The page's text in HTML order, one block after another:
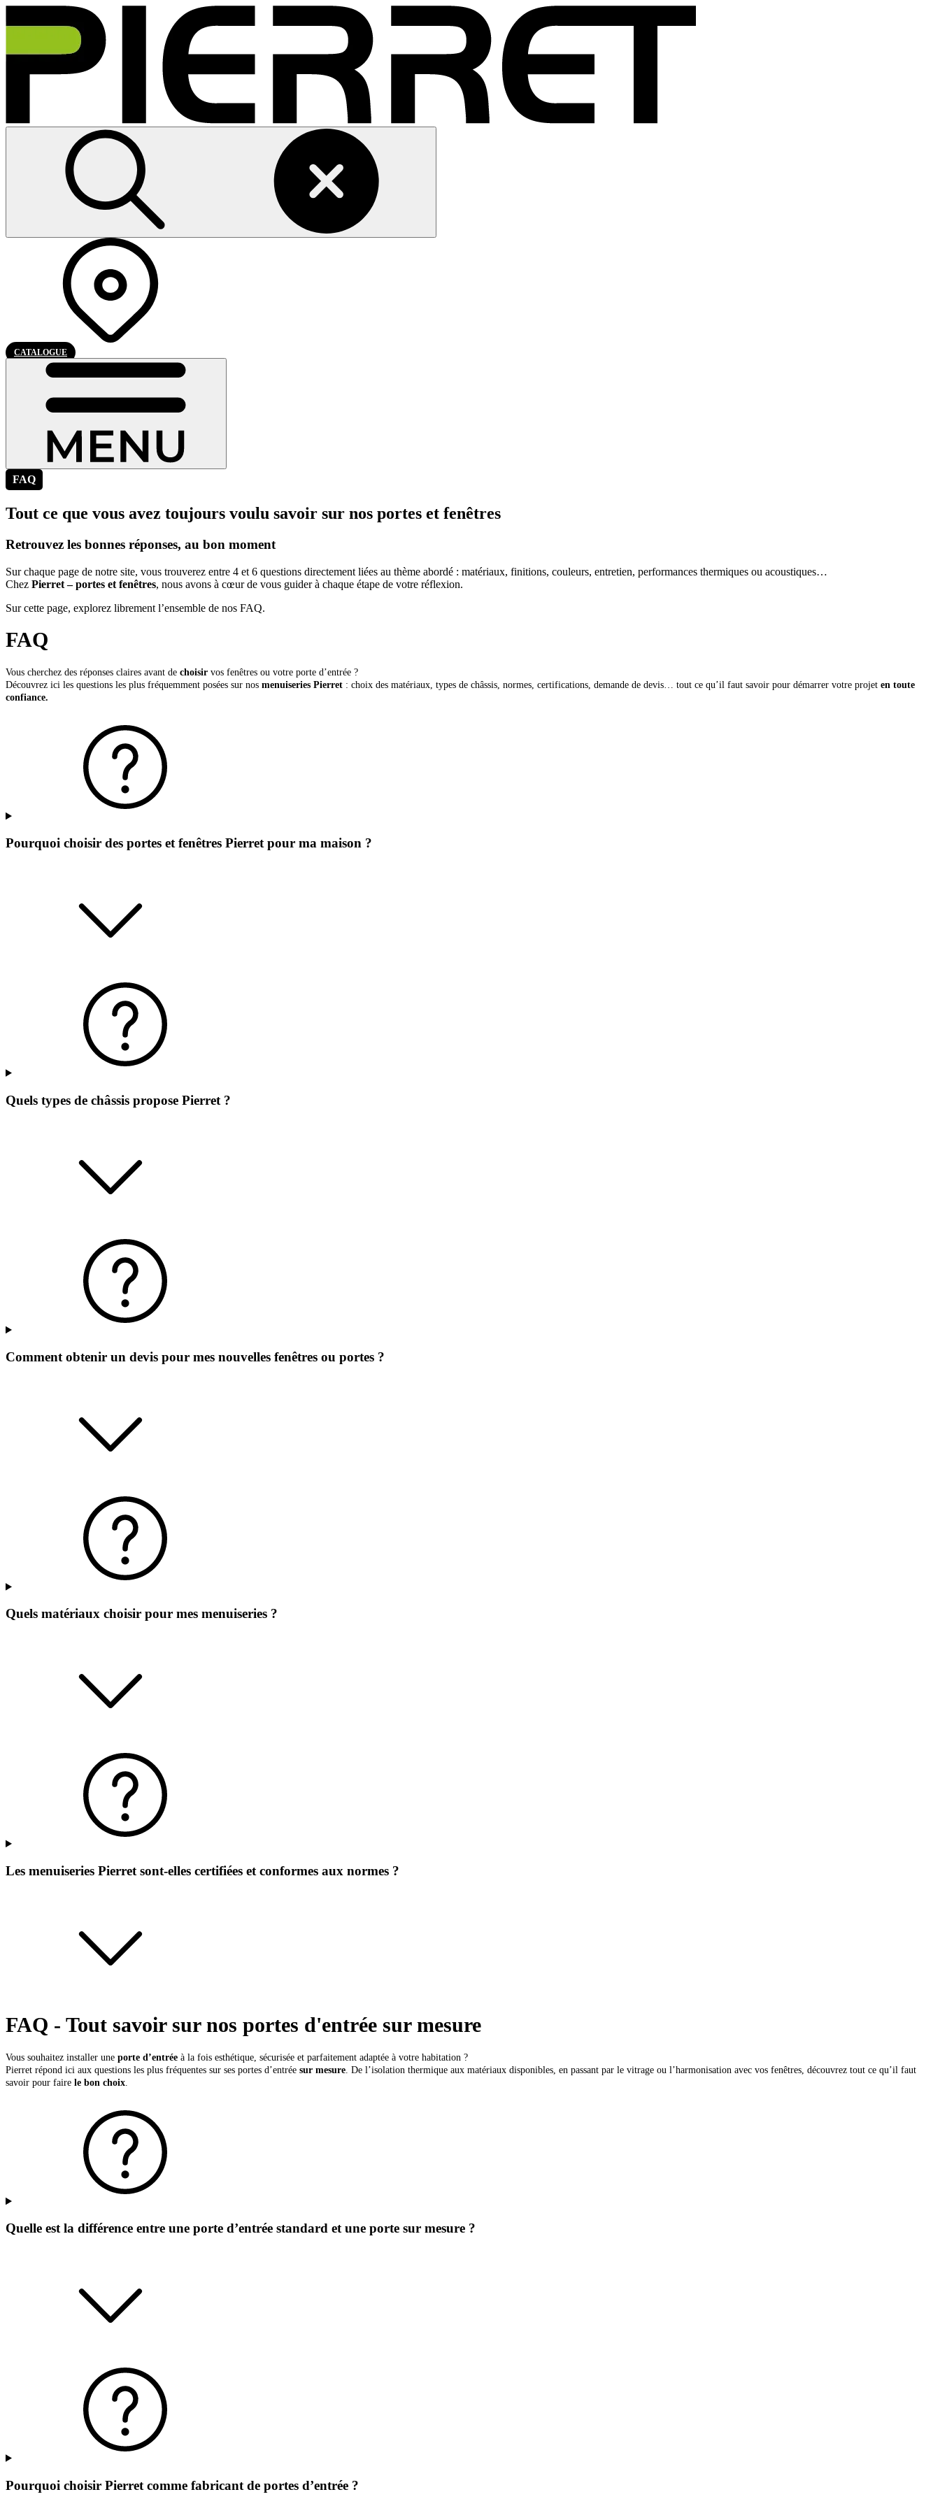
CATALOGUE
FAQ
Tout ce que vous avez toujours voulu savoir sur nos portes et fenêtres
Retrouvez les bonnes réponses, au bon moment
Sur chaque page de notre site, vous trouverez entre 4 et 6 questions directement liées au thème abordé : matériaux, finitions, couleurs, entretien, performances thermiques ou acoustiques…
Chez Pierret – portes et fenêtres, nous avons à cœur de vous guider à chaque étape de votre réflexion.
Sur cette page, explorez librement l’ensemble de nos FAQ.
FAQ
Vous cherchez des réponses claires avant de choisir vos fenêtres ou votre porte d’entrée ?
Découvrez ici les questions les plus fréquemment posées sur nos menuiseries Pierret : choix des matériaux, types de châssis, normes, certifications, demande de devis… tout ce qu’il faut savoir pour démarrer votre projet en toute
confiance.
Pourquoi choisir des portes et fenêtres Pierret pour ma maison ?
Quels types de châssis propose Pierret ?
Comment obtenir un devis pour mes nouvelles fenêtres ou portes ?
Quels matériaux choisir pour mes menuiseries ?
Les menuiseries Pierret sont-elles certifiées et conformes aux normes ?
FAQ - Tout savoir sur nos portes d'entrée sur mesure
Vous souhaitez installer une porte d’entrée à la fois esthétique, sécurisée et parfaitement adaptée à votre habitation ?
Pierret répond ici aux questions les plus fréquentes sur ses portes d’entrée sur mesure. De l’isolation thermique aux matériaux disponibles, en passant par le vitrage ou l’harmonisation avec vos fenêtres, découvrez tout ce qu’il faut
savoir pour faire le bon choix.
Quelle est la différence entre une porte d’entrée standard et une porte sur mesure ?
Pourquoi choisir Pierret comme fabricant de portes d’entrée ?